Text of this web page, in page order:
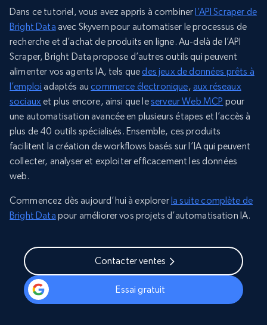
Dans ce tutoriel, vous avez appris à combinerl’API Scraper de
Bright Data avec Skyvern pour automatiser le processus de
recherche et d’achat de produits en ligne. Au-delà de l’API
Scraper, Bright Data propose d’autres outils qui peuvent
alimenter vos agents IA, tels quedes jeux de données prêts à
l’emploi adaptés aucommerce électronique, aux réseaux
sociaux et plus encore, ainsi que leserveur Web MCP pour
une automatisation avancée en plusieurs étapes et l’accès à
plus de 40 outils spécialisés. Ensemble, ces produits
facilitent la création de workflows basés sur l’IA qui peuvent
collecter, analyser et exploiter efficacement les données
web.
Commencez dès aujourd’hui à explorerla suite complète de
Bright Data pour améliorer vos projets d’automatisation IA.
Contacter ventes
Essai gratuit